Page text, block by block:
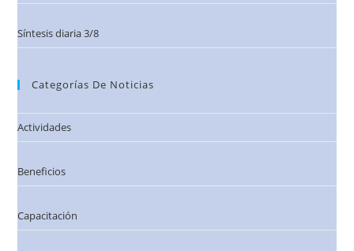
Síntesis diaria 3/8
Categorías De Noticias
Actividades
Beneficios
Capacitación